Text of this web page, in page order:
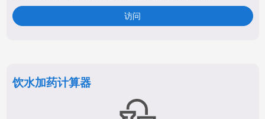
访问
饮水加药计算器